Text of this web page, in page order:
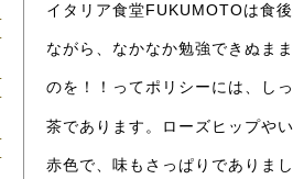
イタリア食堂FUKUMOTOは食
ながら、なかなか勉強できぬま
のを！！ってポリシーには、し
茶であります。ローズヒップや
赤色で、味もさっぱりでありま